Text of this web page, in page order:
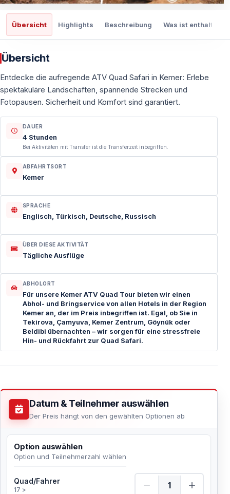
Übersicht Highlights Beschreibung Was ist enthalten
Übersicht
Entdecke die aufregende ATV Quad Safari in Kemer: Erlebe
spektakuläre Landschaften, spannende Strecken und
Fotopausen. Sicherheit und Komfort sind garantiert.
DAUER
4 Stunden
Bei Aktivitäten mit Transfer ist die Transferzeit inbegriffen.
ABFAHRTSORT
Kemer
SPRACHE
Englisch, Türkisch, Deutsche, Russisch
ÜBER DIESE AKTIVITÄT
Tägliche Ausflüge
ABHOLORT
Für unsere Kemer ATV Quad Tour bieten wir einen
Abhol- und Bringservice von allen Hotels in der Region
Kemer an, der im Preis inbegriffen ist. Egal, ob Sie in
Tekirova, Çamyuva, Kemer Zentrum, Göynük oder
Beldibi übernachten – wir sorgen für eine stressfreie
Hin- und Rückfahrt zur Quad Safari.
Datum & Teilnehmer auswählen
Der Preis hängt von den gewählten Optionen ab
Option auswählen
Option und Teilnehmerzahl wählen
Quad/Fahrer
17 >
Quad/Fahrer Menge